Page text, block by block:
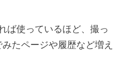
ば使っているほど、撮っ
たページや履歴など増え